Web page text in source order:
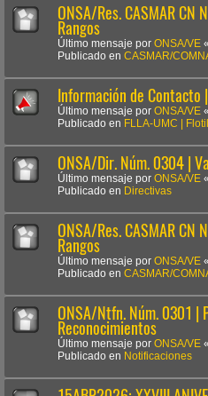
ONSA/Res. CASMAR
Rangos
Último mensaje por ONSA/VE «
Publicado en CASMAR/
Información de Contacto
Último mensaje por ONSA/VE «
Publicado en FLLA-UMC |
ONSA/Dir. Núm. 0304 |
Último mensaje por ONSA/VE «
Publicado en Directivas
ONSA/Res. CASMAR
Rangos
Último mensaje por ONSA/VE «
Publicado en CASMAR/
ONSA/Ntfn. Núm. 0301 |
Reconocimientos
Último mensaje por ONSA/VE «
Publicado en Notificaciones